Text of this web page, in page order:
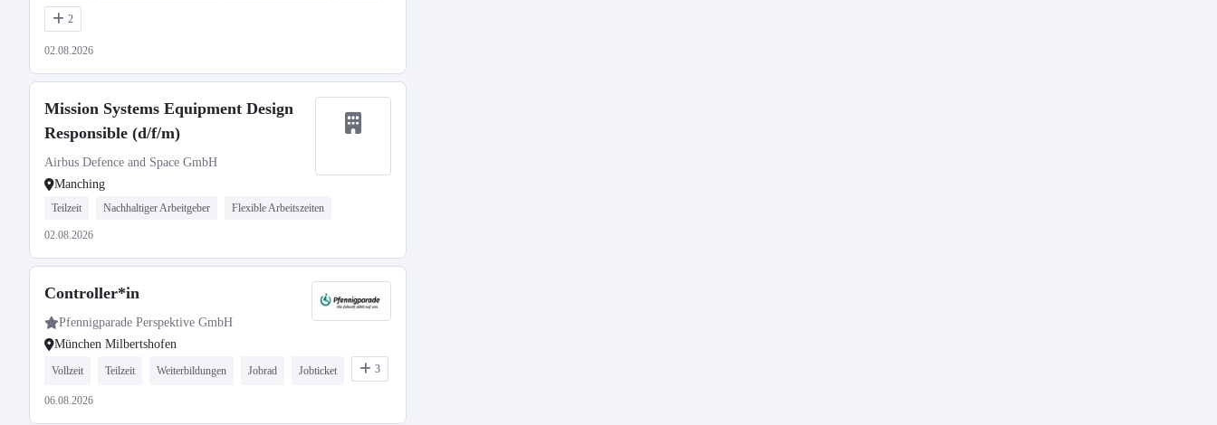
2
02.08.2026
Mission Systems Equipment Design
Responsible (d/f/m)
Airbus Defence and Space GmbH
Manching
Teilzeit Nachhaltiger Arbeitgeber Flexible Arbeitszeiten
02.08.2026
Controller*in
Pfennigparade Perspektive GmbH
München Milbertshofen
Vollzeit Teilzeit Weiterbildungen Jobrad Jobticket 3
06.08.2026